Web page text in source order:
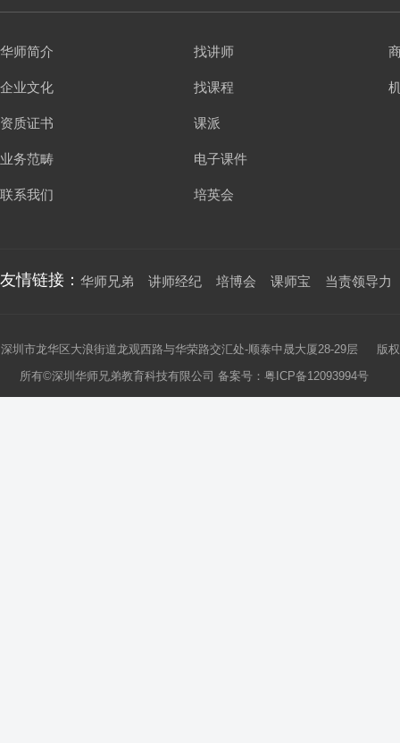
华师简介
企业文化
资质证书
业务范畴
联系我们
找讲师
找课程
课派
电子课件
培英会
友情链接： 华师兄弟 讲师经纪 培博会 课师宝 当责领导力
深圳市龙华区大浪街道龙观西路与华荣路交汇处-顺泰中晟大厦28-29层 版权
所有©深圳华师兄弟教育科技有限公司 备案号： 粤ICP备12093994号